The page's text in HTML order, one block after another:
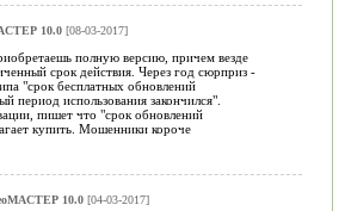
10.0[08-03-2017]
полную версию, причем везде
срок действия. Через год сюрприз -
"срок бесплатных обновлений
период использования закончился".
пишет что "срок обновлений
купить. Мошенники короче
10.0[04-03-2017]